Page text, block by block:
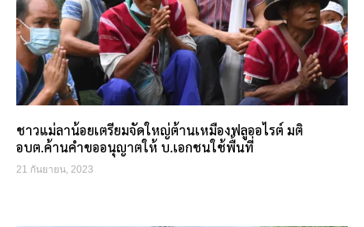
ชาวแม่ลาน้อยเตรียมจัดใหญ่ต้านเหมืองฟลูออไรต์ มติ
อบต.ค้านคำขออนุญาตให้ บ.เอกชนใช้พื้นที่
21 กันยายน, 2023